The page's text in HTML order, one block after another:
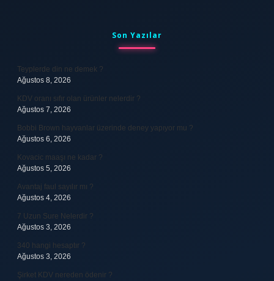
Son Yazılar
Teyplerde din ne demek ?
Ağustos 8, 2026
KDV oranı sıfır olan ürünler nelerdir ?
Ağustos 7, 2026
Bobbi Brown hayvanlar üzerinde deney yapıyor mu ?
Ağustos 6, 2026
Kovacic maaşı ne kadar ?
Ağustos 5, 2026
Avantaj faul sayılır mı ?
Ağustos 4, 2026
7 Uzun Sure Nelerdir ?
Ağustos 3, 2026
340 hangi hesaptır ?
Ağustos 3, 2026
Şirket KDV nereden ödenir ?